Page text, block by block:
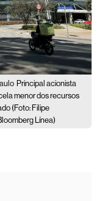
Principal acionista
menor dos recursos
(Foto: Filipe
Línea)